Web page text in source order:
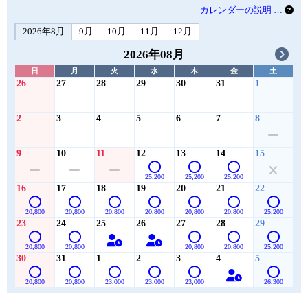
カレンダーの説明 …
2026年8月 9月 10月 11月 12月
2026年08月
日 月 火 水 木 金 土
26 27 28 29 30 31 1
2 3 4 5 6 7 8
9 10 11 12
25,200
13
25,200
14
25,200
15
16
20,800
17
20,800
18
20,800
19
20,800
20
20,800
21
20,800
22
25,200
23
20,800
24
20,800
25 26 27
20,800
28
20,800
29
25,200
30
20,800
31
20,800
1
23,000
2
23,000
3
23,000
4 5
26,300